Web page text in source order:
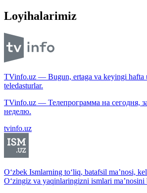
Loyihalarimiz
TVinfo.uz — Bugun, ertaga va keyingi hafta
teledasturlar.
TVinfo.uz — Телепрограмма на сегодня,
неделю.
tvinfo.uz
O‘zbek Ismlarning to‘liq, batafsil ma’nosi,
O‘zingiz va yaqinlaringizni ismlari